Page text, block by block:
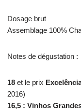
Dosage brut
Assemblage 100%
Notes de dégustation :
18 et le prix
2016)
16,5 : Vinhos